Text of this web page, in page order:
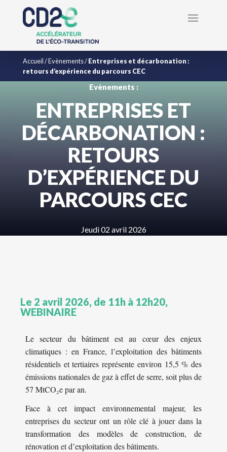
Accueil/Evènements/Entreprises et décarbonation :
retours d’expérience du parcours CEC
Evènements :
ENTREPRISES ET
DÉCARBONATION :
RETOURS
D’EXPÉRIENCE DU
PARCOURS CEC
Jeudi 02 avril 2026
Le 2 avril 2026, de 11h à 12h20,
WEBINAIRE
Le secteur du bâtiment est au cœur des enjeux
climatiques : en France, l’exploitation des bâtiments
résidentiels et tertiaires représente environ 15,5 % des
émissions nationales de gaz à effet de serre, soit plus de
57 MtCO₂e par an.
Face à cet impact environnemental majeur, les
entreprises du secteur ont un rôle clé à jouer dans la
transformation des modèles de construction, de
rénovation et d’exploitation des bâtiments.